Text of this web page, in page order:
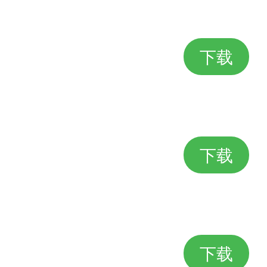
下载
下载
下载